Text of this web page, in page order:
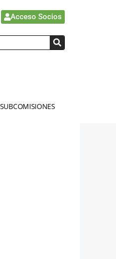
Acceso Socios
SUBCOMISIONES